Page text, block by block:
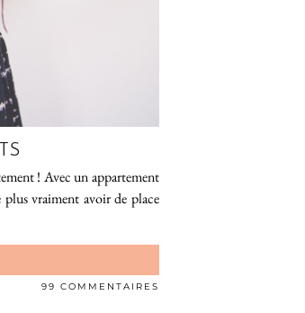
! Avec un appartement
vraiment avoir de place
99 COMMENTAIRES